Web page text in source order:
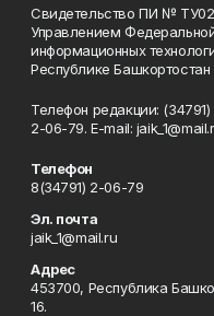
Свидетельство ПИ №
Управлением
информационных
Республике Башкортостан
Телефон редакции:
2-06-79. Е-mаil:
Телефон
8(34791) 2-06-79
Эл. почта
jaik_1@mail.ru
Адрес
453700, Республика
16.